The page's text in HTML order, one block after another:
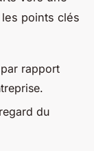
les points clés
rapport
du